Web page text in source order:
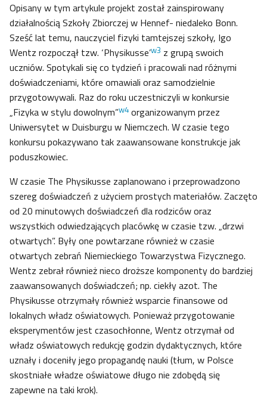
Opisany w tym artykule projekt został zainspirowany
działalnością Szkoły Zbiorczej w Hennef- niedaleko Bonn.
Sześć lat temu, nauczyciel fizyki tamtejszej szkoły, Igo
Wentz rozpoczął tzw. ‘Physikusse’w3 z grupą swoich
uczniów. Spotykali się co tydzień i pracowali nad różnymi
doświadczeniami, które omawiali oraz samodzielnie
przygotowywali. Raz do roku uczestniczyli w konkursie
„Fizyka w stylu dowolnym”w4 organizowanym przez
Uniwersytet w Duisburgu w Niemczech. W czasie tego
konkursu pokazywano tak zaawansowane konstrukcje jak
poduszkowiec.
W czasie The Physikusse zaplanowano i przeprowadzono
szereg doświadczeń z użyciem prostych materiałów. Zaczęto
od 20 minutowych doświadczeń dla rodziców oraz
wszystkich odwiedzających placówkę w czasie tzw. „drzwi
otwartych”. Były one powtarzane również w czasie
otwartych zebrań Niemieckiego Towarzystwa Fizycznego.
Wentz zebrał również nieco droższe komponenty do bardziej
zaawansowanych doświadczeń; np. ciekły azot. The
Physikusse otrzymały również wsparcie finansowe od
lokalnych władz oświatowych. Ponieważ przygotowanie
eksperymentów jest czasochłonne, Wentz otrzymał od
władz oświatowych redukcję godzin dydaktycznych, które
uznały i doceniły jego propagandę nauki (tłum, w Polsce
skostniałe władze oświatowe długo nie zdobędą się
zapewne na taki krok).